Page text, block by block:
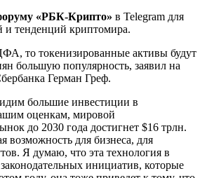
«РБК-Крипто» в Telegram для
и тенденций криптомира.
то токенизированные активы будут
большую популярность, заявил на
Герман Греф.
большие инвестиции в
оценкам, мировой
до 2030 года достигнет $16 трлн.
возможность для бизнеса, для
Я думаю, что эта технология в
инициатив, которые